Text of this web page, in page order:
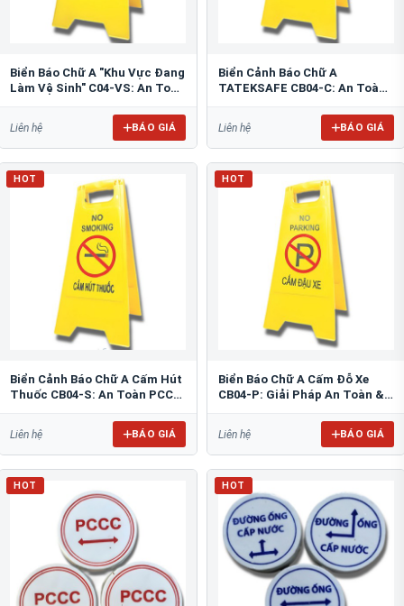
Biển Báo Chữ A "Khu Vực Đang
Làm Vệ Sinh" C04-VS: An Toàn
Liên hệ BÁO GIÁ
Biển Cảnh Báo Chữ A
TATEKSAFE CB04-C: An Toàn
Liên hệ BÁO GIÁ
HOT
Biển Cảnh Báo Chữ A Cấm Hút
Thuốc CB04-S: An Toàn PCCC
Liên hệ BÁO GIÁ
HOT
Biển Báo Chữ A Cấm Đỗ Xe
CB04-P: Giải Pháp An Toàn &
Liên hệ BÁO GIÁ
HOT HOT